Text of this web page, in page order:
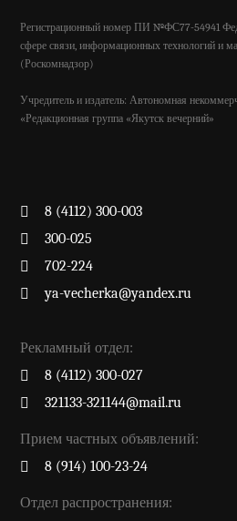
Регистрационный номер ПИ №ФС77-54941
сфере связи, информационных технологий и
(Роскомнадзор)
Учредитель и издатель: Автономная
«Редакционная группа «Якутск вечерний»
8 (4112) 300-003
300-025
702-224
ya-vecherka@yandex.ru
Рекламный отдел:
8 (4112) 300-027
321133-321144@mail.ru
Прием частных объявлений:
8 (914) 100-23-24
Отдел распространения: